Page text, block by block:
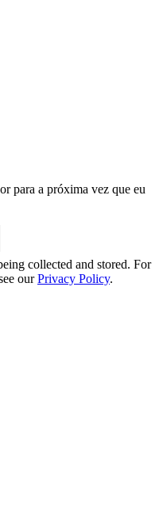
para a próxima vez que eu
collected and stored. For
ourPrivacy Policy.